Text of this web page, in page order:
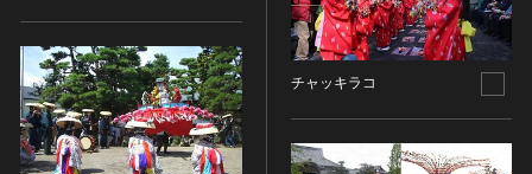
チャッキラコ
唐 [中国]
五代十国 [中国]
宋 [中国]
元 [中国]
石器・石製品類
土器・土製品類
金属製品類
木簡・木製品類
骨角・牙・貝製品類
記念物(天然記念物)
伝統的建造物群保存地区
文化財保存技術
地方指定文化財
RESTRICTIONS（著作権なし-他の法的制限あり）
NO COPYRIGHT - UNITED STATES（著作権なし-米国
の法律上）
COPYRIGHT NOT EVALUATED（著作権未評価）
COPYRIGHT UNDETERMINED（著作権未決定）
NO KNOWN COPYRIGHT（知る限り著作権なし）